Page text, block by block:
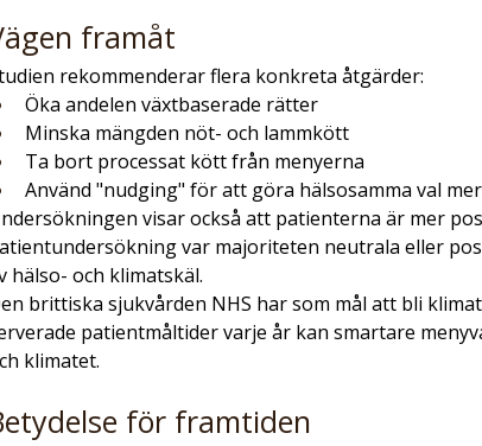
framåt
rekommenderar flera konkreta åtgärder:
Öka andelen växtbaserade rätter
Minska mängden nöt- och lammkött
Ta bort processat kött från menyerna
Använd "nudging" för att göra hälsosamma val
visar också att patienterna är mer
var majoriteten neutrala eller
hälso- och klimatskäl.
brittiska sjukvården NHS har som mål att bli
patientmåltider varje år kan smartare
klimatet.
för framtiden